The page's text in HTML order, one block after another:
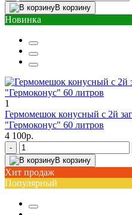
В корзину
Новинка
1
Гермомешок конусный с 2й
"Гермоконус" 60 литров
4 100р.
-
В корзину
Хит продаж
Популярный